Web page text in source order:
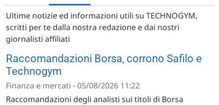
Ultime notizie ed informazioni utili su TECHNOGYM,
scritti per te dalla nostra redazione e dai nostri
giornalisti affiliati
Raccomandazioni Borsa, corrono Safilo e
Technogym
Finanza e mercati - 05/08/2026 11:22
Raccomandazioni degli analisti sui titoli di Borsa